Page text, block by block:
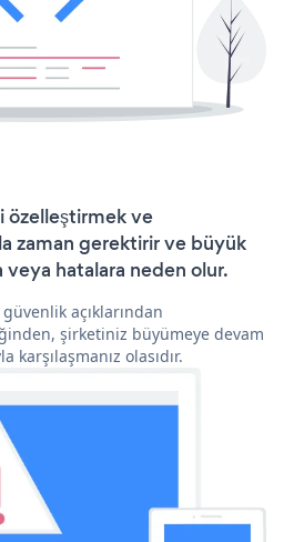
özelleştirmek ve
zaman gerektirir ve büyük
veya hatalara neden olur.
açıklarından
şirketiniz büyümeye devam
olasıdır.